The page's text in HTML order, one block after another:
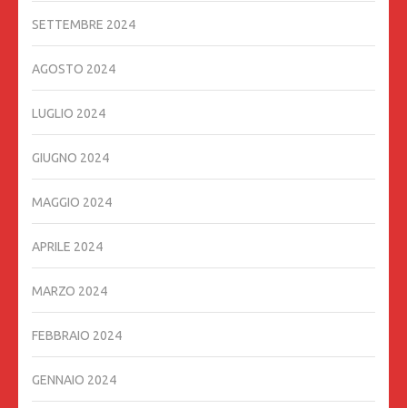
SETTEMBRE 2024
AGOSTO 2024
LUGLIO 2024
GIUGNO 2024
MAGGIO 2024
APRILE 2024
MARZO 2024
FEBBRAIO 2024
GENNAIO 2024